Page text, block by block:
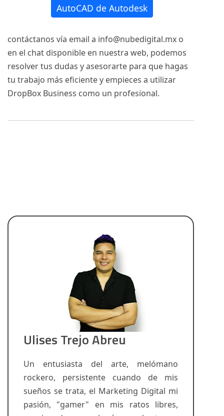
AutoCAD de Autodesk
contáctanos vía email a info@nubedigital.mx o
en el chat disponible en nuestra web, podemos
resolver tus dudas y asesorarte para que hagas
tu trabajo más eficiente y empieces a utilizar
DropBox Business como un profesional.
Ulises Trejo Abreu
Un entusiasta del arte, melómano
rockero, persistente cuando de mis
sueños se trata, el Marketing Digital mi
pasión, "gamer" en mis ratos libres,